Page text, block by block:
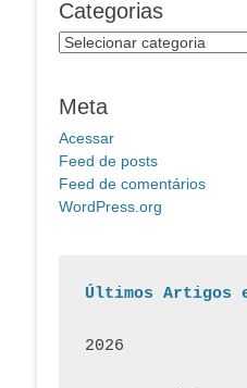
Categorias
Categorias
Meta
Acessar
Feed de posts
Feed de comentários
WordPress.org
Últimos Artigos
2026